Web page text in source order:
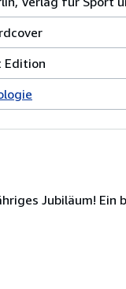
Edition
Jubiläum!